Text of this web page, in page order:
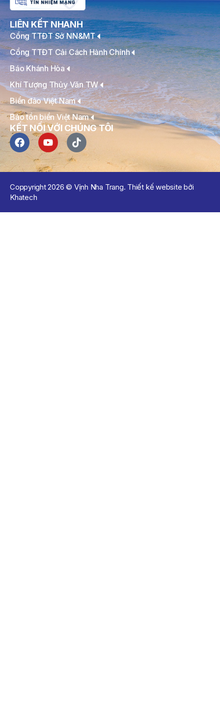
LIÊN KẾT NHANH
Cổng TTĐT Sở NN&MT
Cổng TTĐT Cải Cách Hành Chính
Báo Khánh Hòa
Khí Tượng Thủy Văn TW
Biển đảo Việt Nam
Bảo tồn biển Việt Nam
KẾT NỐI VỚI CHÚNG TÔI
Coppyright 2026 © Vịnh Nha Trang. Thiết kế website bởi
Khatech